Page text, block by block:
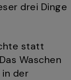
drei Dinge
statt
Waschen
der